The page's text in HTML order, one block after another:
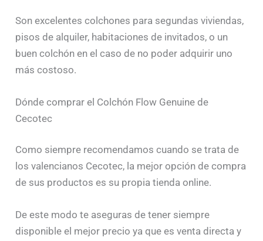
Son excelentes colchones para segundas viviendas,
pisos de alquiler, habitaciones de invitados, o un
buen colchón en el caso de no poder adquirir uno
más costoso.
Dónde comprar el Colchón Flow Genuine de
Cecotec
Como siempre recomendamos cuando se trata de
los valencianos Cecotec, la mejor opción de compra
de sus productos es su propia tienda online.
De este modo te aseguras de tener siempre
disponible el mejor precio ya que es venta directa y